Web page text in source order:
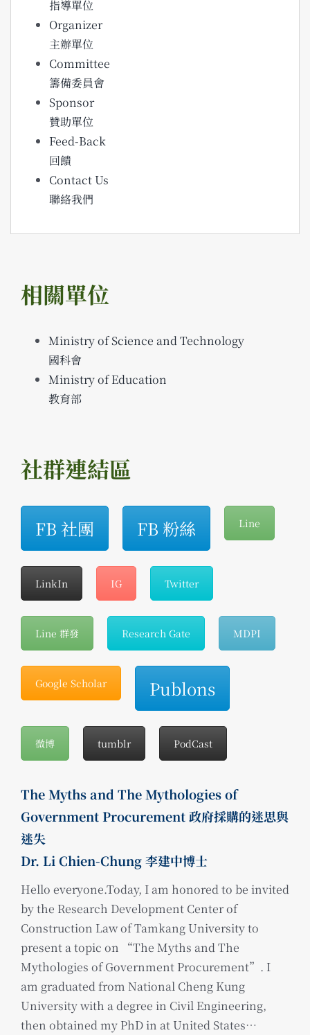
指導單位
Organizer
主辦單位
Committee
籌備委員會
Sponsor
贊助單位
Feed-Back
回饋
Contact Us
聯絡我們
相關單位
Ministry of Science and Technology
國科會
Ministry of Education
教育部
社群連結區
FB 社團 FB 粉絲 Line
LinkIn IG Twitter
Line 群發 Research Gate MDPI
Google Scholar Publons
微博 tumblr PodCast
The Myths and The Mythologies of
Government Procurement 政府採購的迷思與
迷失
Dr. Li Chien-Chung 李建中博士
Hello everyone.Today, I am honored to be invited
by the Research Development Center of
Construction Law of Tamkang University to
present a topic on “The Myths and The
Mythologies of Government Procurement”. I
am graduated from National Cheng Kung
University with a degree in Civil Engineering,
then obtained my PhD in at United States…